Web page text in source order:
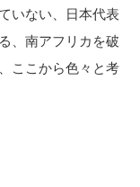
いない、日本代表
、南アフリカを破
ここから色々と考